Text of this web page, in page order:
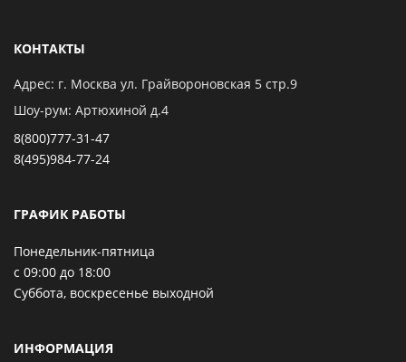
КОНТАКТЫ
Адрес: г. Москва ул. Грайвороновская 5 стр.9
Шоу-рум: Артюхиной д.4
8(800)777-31-47
8(495)984-77-24
ГРАФИК РАБОТЫ
Понедельник-пятница
с 09:00 до 18:00
Суббота, воскресенье выходной
ИНФОРМАЦИЯ